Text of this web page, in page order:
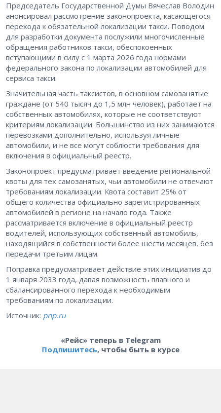
Председатель Государственной Думы Вячеслав Володин
анонсировал рассмотрение законопроекта, касающегося
перехода к обязательной локализации такси. Поводом
для разработки документа послужили многочисленные
обращения работников такси, обеспокоенных
вступающими в силу с 1 марта 2026 года нормами
федерального закона по локализации автомобилей для
сервиса такси.
Значительная часть таксистов, в основном самозанятые
граждане (от 540 тысяч до 1,5 млн человек), работает на
собственных автомобилях, которые не соответствуют
критериям локализации. Большинство из них занимаются
перевозками дополнительно, используя личные
автомобили, и не все могут соблюсти требования для
включения в официальный реестр.
Законопроект предусматривает введение региональной
квоты для тех самозанятых, чьи автомобили не отвечают
требованиям локализации. Квота составит 25% от
общего количества официально зарегистрированных
автомобилей в регионе на начало года. Также
рассматривается включение в официальный реестр
водителей, использующих собственный автомобиль,
находящийся в собственности более шести месяцев, без
передачи третьим лицам.
Поправка предусматривает действие этих инициатив до
1 января 2033 года, давая возможность плавного и
сбалансированного перехода к необходимым
требованиям по локализации.
Источник: pnp.ru
«Рейс» теперь в Telegram
Подпишитесь, чтобы быть в курсе